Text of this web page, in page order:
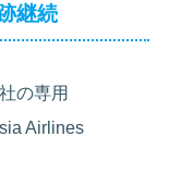
継続
の専用
Airlines